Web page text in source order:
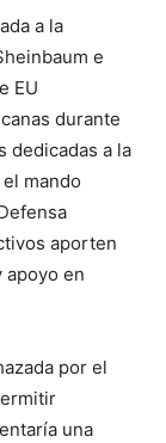
a la
e
EU
durante
dedicadas a la
mando
aporten
apoyo en
por el
una